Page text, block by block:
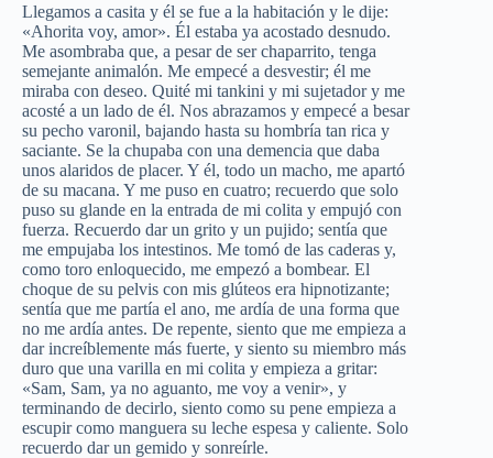
Llegamos a casita y él se fue a la habitación y le dije:
«Ahorita voy, amor». Él estaba ya acostado desnudo.
Me asombraba que, a pesar de ser chaparrito, tenga
semejante animalón. Me empecé a desvestir; él me
miraba con deseo. Quité mi tankini y mi sujetador y me
acosté a un lado de él. Nos abrazamos y empecé a besar
su pecho varonil, bajando hasta su hombría tan rica y
saciante. Se la chupaba con una demencia que daba
unos alaridos de placer. Y él, todo un macho, me apartó
de su macana. Y me puso en cuatro; recuerdo que solo
puso su glande en la entrada de mi colita y empujó con
fuerza. Recuerdo dar un grito y un pujido; sentía que
me empujaba los intestinos. Me tomó de las caderas y,
como toro enloquecido, me empezó a bombear. El
choque de su pelvis con mis glúteos era hipnotizante;
sentía que me partía el ano, me ardía de una forma que
no me ardía antes. De repente, siento que me empieza a
dar increíblemente más fuerte, y siento su miembro más
duro que una varilla en mi colita y empieza a gritar:
«Sam, Sam, ya no aguanto, me voy a venir», y
terminando de decirlo, siento como su pene empieza a
escupir como manguera su leche espesa y caliente. Solo
recuerdo dar un gemido y sonreírle.